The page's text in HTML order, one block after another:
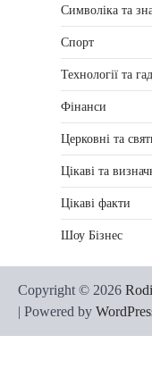
Символіка та
Спорт
Технології та
Фінанси
Церковні та
Цікаві та
Цікаві факти
Шоу Бізнес
Copyright © 2026
| Powered by